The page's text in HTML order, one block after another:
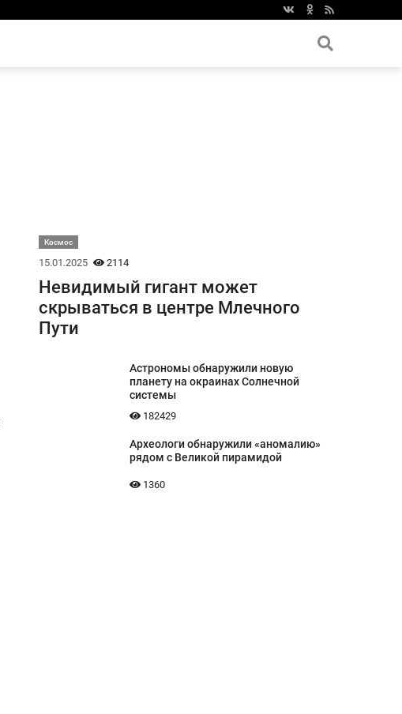
Космос
15.01.2025 2114
Невидимый гигант может
скрываться в центре Млечного
Пути
Астрономы обнаружили новую
планету на окраинах Солнечной
системы
182429
Археологи обнаружили «аномалию»
рядом с Великой пирамидой
1360